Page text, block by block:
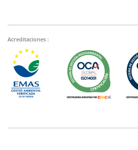
Acreditaciones :